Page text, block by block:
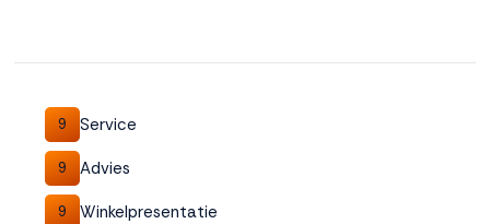
9 Service
9 Advies
9 Winkelpresentatie